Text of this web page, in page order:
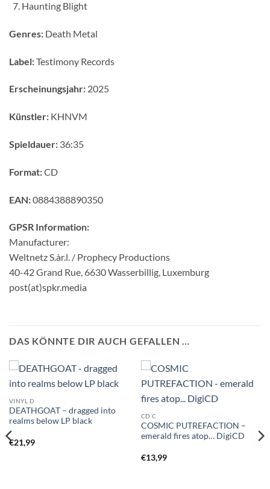
Haunting Blight
Genres: Death Metal
Label:Testimony Records
Erscheinungsjahr: 2025
Künstler: KHNVM
Spieldauer: 36:35
Format:CD
EAN:0884388890350
GPSR Information:
Manufacturer:
Weltnetz S.àr.l. / Prophecy Productions
40-42 Grand Rue, 6630 Wasserbillig, Luxemburg
post(at)spkr.media
DAS KÖNNTE DIR AUCH GEFALLEN …
VINYL D
DEATHGOAT – dragged into
realms below LP black
€21,99
CD C
COSMIC PUTREFACTION –
emerald fires atop… DigiCD
€13,99